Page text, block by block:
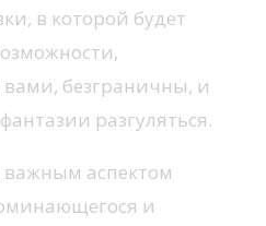
в которой будет
безграничны, и
разгуляться.
аспектом
и